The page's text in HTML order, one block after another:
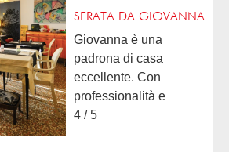
SERATA DA GIOVANNA
Giovanna è una
padrona di casa
eccellente. Con
professionalità e
simpatia sa mettere il
4 / 5